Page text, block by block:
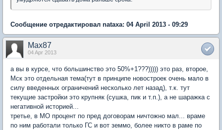
Сообщение отредактировал nataxa: 04 April 2013 - 09:29
Max87
04 Apr 2013
а вы в курсе, что большинство это 50%+1???))))) это раз, второе,
Мск это отдельная тема(тут в принципе новостроек очень мало в
силу введенных ограничений несколько лет назад), т.к. тут
текущие застройки это крупняк (сушка, пик и т.п.), а не шаражка с
негативной историей...
третье, в МО процент по пред договорам ничтожно мал... враме
по ним работали только ГС и вот земмо, более никто в раме по